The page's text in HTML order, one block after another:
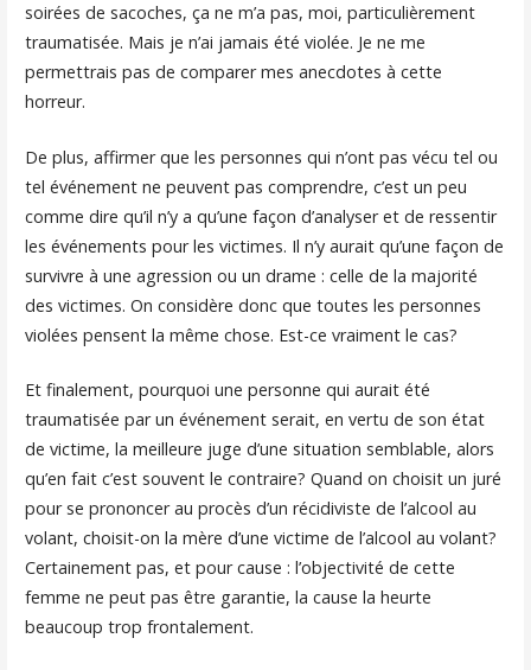
soirées de sacoches, ça ne m’a pas, moi, particulièrement
traumatisée. Mais je n’ai jamais été violée. Je ne me
permettrais pas de comparer mes anecdotes à cette
horreur.
De plus, affirmer que les personnes qui n’ont pas vécu tel ou
tel événement ne peuvent pas comprendre, c’est un peu
comme dire qu’il n’y a qu’une façon d’analyser et de ressentir
les événements pour les victimes. Il n’y aurait qu’une façon de
survivre à une agression ou un drame : celle de la majorité
des victimes. On considère donc que toutes les personnes
violées pensent la même chose. Est-ce vraiment le cas?
Et finalement, pourquoi une personne qui aurait été
traumatisée par un événement serait, en vertu de son état
de victime, la meilleure juge d’une situation semblable, alors
qu’en fait c’est souvent le contraire? Quand on choisit un juré
pour se prononcer au procès d’un récidiviste de l’alcool au
volant, choisit-on la mère d’une victime de l’alcool au volant?
Certainement pas, et pour cause : l’objectivité de cette
femme ne peut pas être garantie, la cause la heurte
beaucoup trop frontalement.